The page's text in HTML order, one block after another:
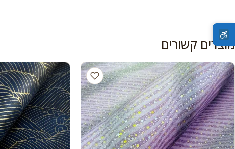
מוצרים קשורים